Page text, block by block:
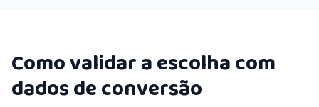
Como validar a escolha com
dados de conversão